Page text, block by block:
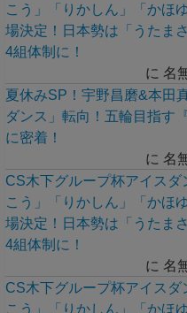
こう」「りかしん」「かほ
場決定！日本勢は「うたま
4組体制に！
に 名
夏休みSP！宇野昌磨&本田
ダンス」転向！五輪目指す
に密着！
に 名
CS木下グループ杯アイスダ
こう」「りかしん」「かほ
場決定！日本勢は「うたま
4組体制に！
に 名
CS木下グループ杯アイスダ
こう」「りかしん」「かほ